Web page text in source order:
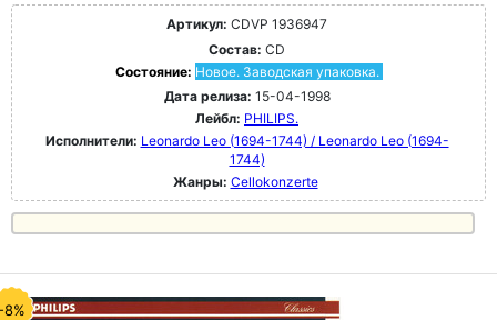
Артикул: CDVP 1936947
Состав: CD
Состояние: Новое. Заводская упаковка.
Дата релиза: 15-04-1998
Лейбл: PHILIPS.
Исполнители: Leonardo Leo (1694-1744) / Leonardo Leo (1694-
1744)
Жанры: Cellokonzerte
8%